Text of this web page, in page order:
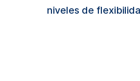
niveles de